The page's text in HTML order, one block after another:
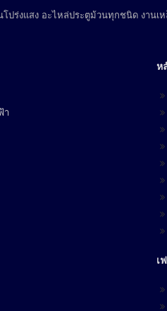
ร่งแสง อะไหล่ประตูม้วนทุกชนิด งานเ
า
ห
เ